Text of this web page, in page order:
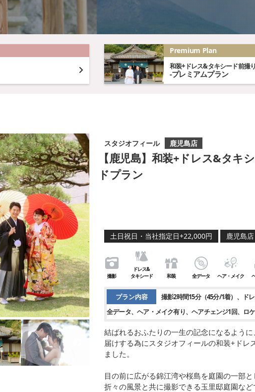
Premium Plan
和装+ドレス&タキシード前撮り
-プレミアムプラン
スタジオフィール 鹿児島店
【鹿児島】和装+ドレス&タキ
ドプラン
土日祝日・当社指定日+22,000円 鹿児島店
撮影
ドレス&
タキシード
和装 全データ ヘア・メイク
プラン内容 撮影2時間15分（45分/1着） ド
全データ
ヘア・メイク有り ヘアチェンジ1回 ロ
結ばれるおふたりの一生の記念になるよう
届けする為にスタジオフィールの和装+ドレ
ました。
目の前に広がる錦江湾や桜島を庭園の一部
折々の風景と共に撮影できる玉里邸庭園な